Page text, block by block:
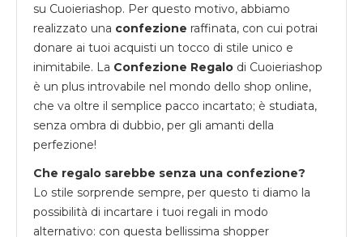
su Cuoieriashop. Per questo motivo, abbiamo
realizzato una confezione raffinata, con cui potrai
donare ai tuoi acquisti un tocco di stile unico e
inimitabile. La Confezione Regalo di Cuoieriashop
è un plus introvabile nel mondo dello shop online,
che va oltre il semplice pacco incartato; è studiata,
senza ombra di dubbio, per gli amanti della
perfezione!
Che regalo sarebbe senza una confezione?
Lo stile sorprende sempre, per questo ti diamo la
possibilità di incartare i tuoi regali in modo
alternativo: con questa bellissima shopper